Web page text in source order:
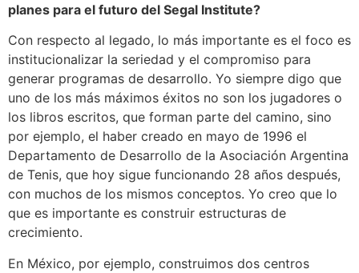
planes para el futuro del Segal Institute?
Con respecto al legado, lo más importante es el foco es
institucionalizar la seriedad y el compromiso para
generar programas de desarrollo. Yo siempre digo que
uno de los más máximos éxitos no son los jugadores o
los libros escritos, que forman parte del camino, sino
por ejemplo, el haber creado en mayo de 1996 el
Departamento de Desarrollo de la Asociación Argentina
de Tenis, que hoy sigue funcionando 28 años después,
con muchos de los mismos conceptos. Yo creo que lo
que es importante es construir estructuras de
crecimiento.
En México, por ejemplo, construimos dos centros